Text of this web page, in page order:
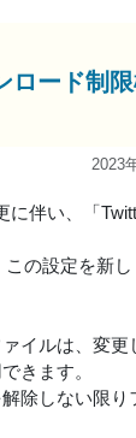
ロード制
2023
に伴い、「
の設定を新
イルは、変更
きます。
除しない限